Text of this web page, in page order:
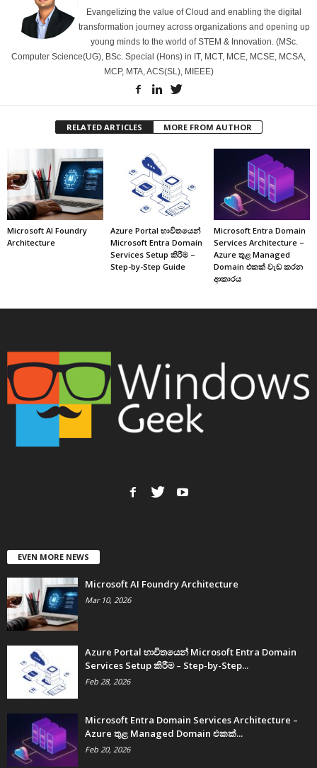
Evangelizing the value of Cloud and enabling the digital
transformation journey across organizations and opening up
young minds to the world of STEM & Innovation. (MSc.
Computer Science(UG), BSc. Special (Hons) in IT, MCT, MCE, MCSE, MCSA,
MCP, MTA, ACS(SL), MIEEE)
RELATED ARTICLES MORE FROM AUTHOR
Microsoft AI Foundry
Architecture
Azure Portal භාවිතයෙන්
Microsoft Entra Domain
Services Setup කිරීම –
Step-by-Step Guide
Microsoft Entra Domain
Services Architecture –
Azure තුළ Managed
Domain එකක් වැඩ කරන
ආකාරය
EVEN MORE NEWS
Microsoft AI Foundry Architecture
Mar 10, 2026
Azure Portal භාවිතයෙන් Microsoft Entra Domain
Services Setup කිරීම – Step-by-Step...
Feb 28, 2026
Microsoft Entra Domain Services Architecture –
Azure තුළ Managed Domain එකක්...
Feb 20, 2026